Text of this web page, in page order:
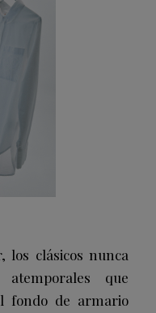
los clásicos nunca
que
fondo de armario